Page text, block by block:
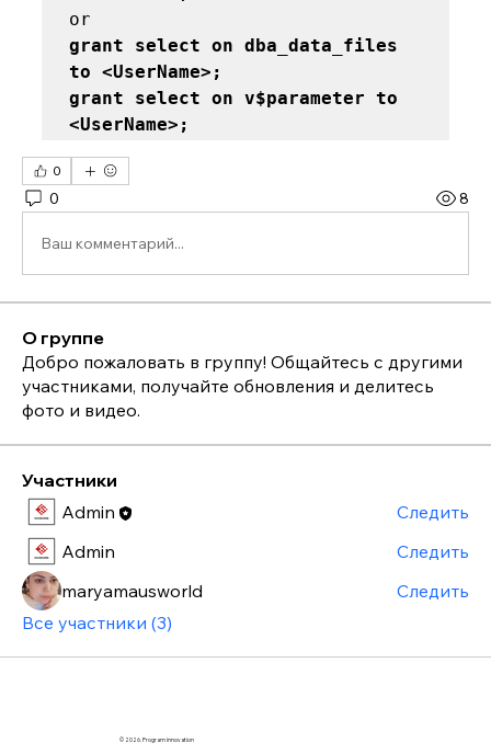
grant select on dba_data_files
to <UserName>;
grant select on v$parameter to
<UserName>;
0
0 8
Ваш комментарий...
О группе
Добро пожаловать в группу! Общайтесь с другими
участниками, получайте обновления и делитесь
фото и видео.
Участники
Admin
Следить
Admin
Следить
maryamausworld
Следить
Все участники (3)
© 2026. Program innovation